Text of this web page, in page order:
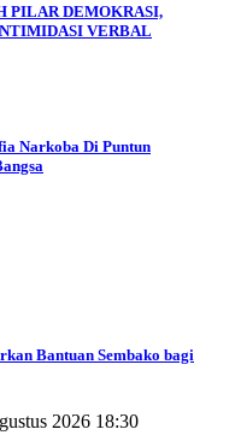
PILAR DEMOKRASI,
VERBAL
Narkoba Di Puntun
Bantuan Sembako bagi
2026 18:30